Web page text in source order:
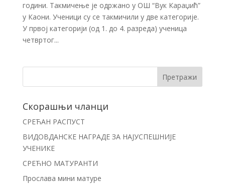
години. Такмичење је одржано у ОШ “Вук Караџић”
у Каони. Ученици су се такмичили у две категорије.
У првој категорији (од 1. до 4. разреда) ученица
четвртог...
Скорашњи чланци
СРЕЋАН РАСПУСТ
ВИДОВДАНСКЕ НАГРАДЕ ЗА НАЈУСПЕШНИЈЕ
УЧЕНИКЕ
СРЕЋНО МАТУРАНТИ
Прослава мини матуре